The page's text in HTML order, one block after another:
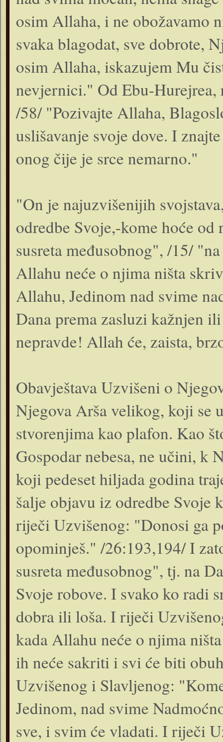
osim Allaha, i ne obožavamo
svaka blagodat, sve dobrote,
osim Allaha, iskazujem Mu
nevjernici." Od Ebu-Hurejrea,
/58/ "Pozivajte Allaha,
uslišavanje svoje dove. I
onog čije je srce nemarno."
"On je najuzvišenijih
odredbe Svoje,-kome hoće
susreta međusobnog", /15/
Allahu neće o njima ništa
Allahu, Jedinom nad svime
Dana prema zasluzi kažnjen
nepravde! Allah će, zaista,
Obavještava Uzvišeni o
Njegova Arša velikog, koji se
stvorenjima kao plafon. Kao
Gospodar nebesa, ne učini, k
koji pedeset hiljada godina
šalje objavu iz odredbe Svoje
riječi Uzvišenog: "Donosi ga
opominješ." /26:193,194/ I
susreta međusobnog", tj. na
Svoje robove. I svako ko radi
dobra ili loša. I riječi
kada Allahu neće o njima
ih neće sakriti i svi će biti
Uzvišenog i Slavljenog:
Jedinom, nad svime
sve, i svim će vladati. I riječi